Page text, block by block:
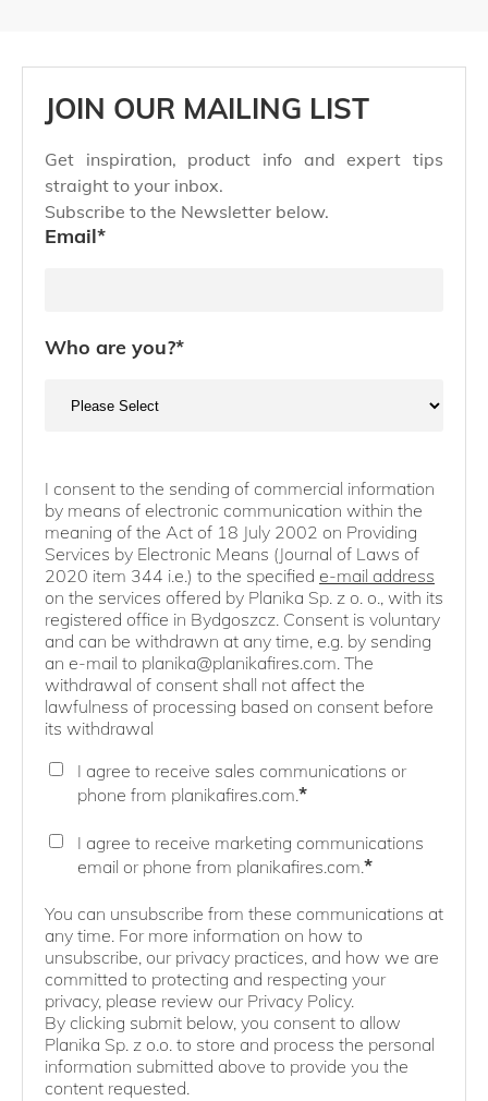
JOIN OUR MAILING LIST
Get inspiration, product info and expert tips
straight to your inbox.
Subscribe to the Newsletter below.
Email*
Who are you?*
I consent to the sending of commercial information
by means of electronic communication within the
meaning of the Act of 18 July 2002 on Providing
Services by Electronic Means (Journal of Laws of
2020 item 344 i.e.) to the specified e-mail address
on the services offered by Planika Sp. z o. o., with its
registered office in Bydgoszcz. Consent is voluntary
and can be withdrawn at any time, e.g. by sending
an e-mail to planika@planikafires.com. The
withdrawal of consent shall not affect the
lawfulness of processing based on consent before
its withdrawal
I agree to receive sales communications or
phone from planikafires.com.*
I agree to receive marketing communications
email or phone from planikafires.com.*
You can unsubscribe from these communications at
any time. For more information on how to
unsubscribe, our privacy practices, and how we are
committed to protecting and respecting your
privacy, please review our Privacy Policy.
By clicking submit below, you consent to allow
Planika Sp. z o.o. to store and process the personal
information submitted above to provide you the
content requested.